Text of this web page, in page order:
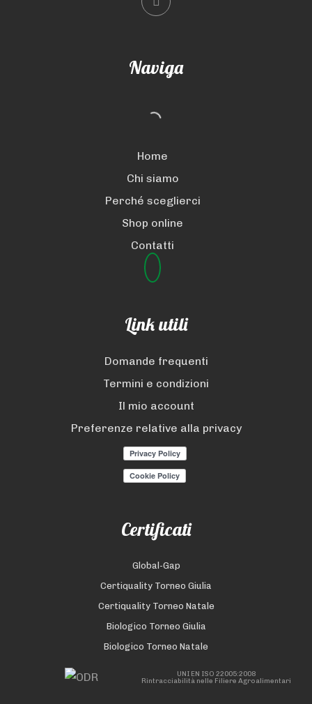
Naviga
Home
Chi siamo
Perché sceglierci
Shop online
Contatti
Link utili
Domande frequenti
Termini e condizioni
Il mio account
Preferenze relative alla privacy
Certificati
Global-Gap
Certiquality Torneo Giulia
Certiquality Torneo Natale
Biologico Torneo Giulia
Biologico Torneo Natale
UNI EN ISO 22005:2008
Rintracciabilità nelle Filiere Agroalimentari